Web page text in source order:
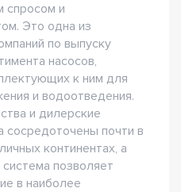
спросом и
Это одна из
по выпуску
насосов,
к ним для
и водоотведения.
и дилерские
сосредоточены почти в
континентах, а
система позволяет
в наиболее